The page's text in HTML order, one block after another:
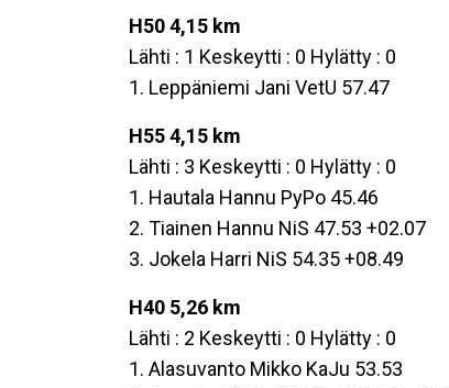
H50 4,15 km
Lähti : 1 Keskeytti : 0 Hylätty : 0
1. Leppäniemi Jani VetU 57.47
H55 4,15 km
Lähti : 3 Keskeytti : 0 Hylätty : 0
1. Hautala Hannu PyPo 45.46
2. Tiainen Hannu NiS 47.53 +02.07
3. Jokela Harri NiS 54.35 +08.49
H40 5,26 km
Lähti : 2 Keskeytti : 0 Hylätty : 0
1. Alasuvanto Mikko KaJu 53.53